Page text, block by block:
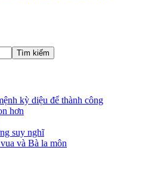
kỳ diệu để thành công
hơn
suy nghĩ
và Bà la môn